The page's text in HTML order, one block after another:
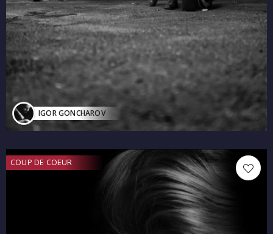
IGOR GONCHAROV
COUP DE COEUR